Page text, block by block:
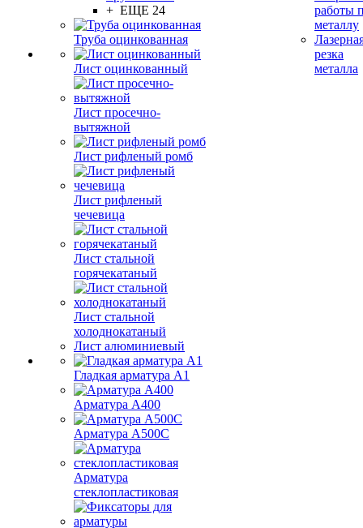
+ ЕЩЕ 24
Труба оцинкованная
Лист оцинкованный
Лист просечно-
вытяжной
Лист рифленый ромб
Лист рифленый
чечевица
Лист стальной
горячекатаный
Лист стальной
холоднокатаный
Лист алюминиевый
Гладкая арматура А1
Арматура А400
Арматура A500C
Арматура
стеклопластиковая
работы
металлу
резка
металла